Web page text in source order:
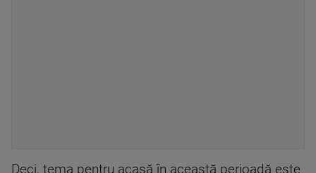
Deci, tema pentru acasă în această perioadă este